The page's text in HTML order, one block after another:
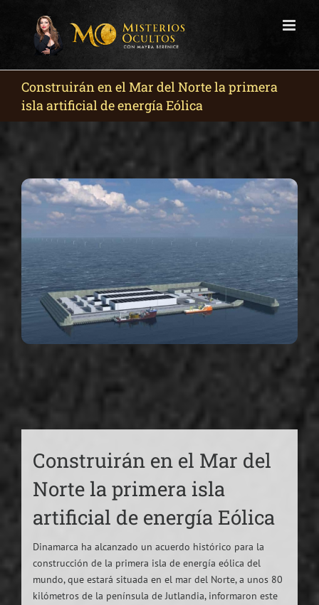
Construirán en el Mar del Norte la primera
isla artificial de energía Eólica
Construirán en el Mar del
Norte la primera isla
artificial de energía Eólica
Dinamarca ha alcanzado un acuerdo histórico para la
construcción de la primera isla de energía eólica del
mundo, que estará situada en el mar del Norte, a unos 80
kilómetros de la península de Jutlandia, informaron este